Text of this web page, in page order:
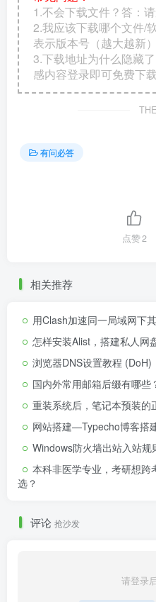
1.不会下载文件？答：
2.我应该下载哪个文件/
表示版本号（越大越新
3.下载地址为什么隐藏
感内容登录即可免费下载
有问必答
点赞2
相关推荐
用Clash加速同一局域网下
怎样安装Alist，搭建私人网
浏览器DNS设置教程 (DoH)
国内外常用邮箱后缀有哪些
重装系统后，笔记本预装的
网站搭建—Typecho博客搭
Windows防火墙出站入站规
本科非医学专业，考研想跨
选？
评论 抢沙发
请登录